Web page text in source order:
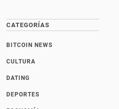
CATEGORÍAS
BITCOIN NEWS
CULTURA
DATING
DEPORTES